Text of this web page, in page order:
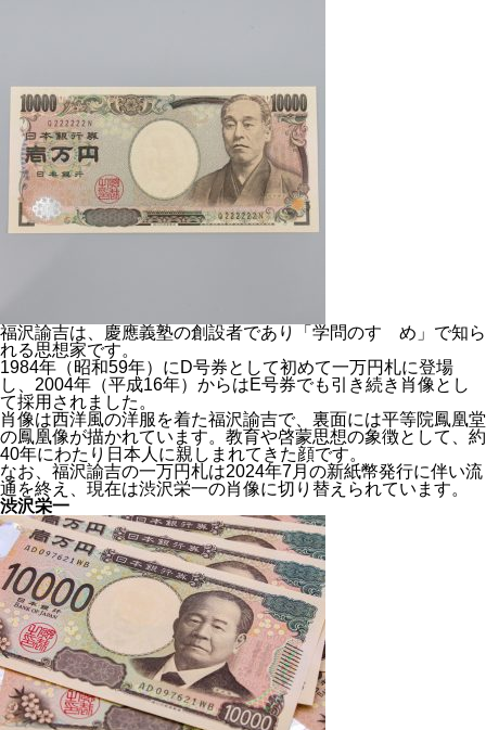
福沢諭吉は、慶應義塾の創設者であり「学問のすゝめ」で知ら
れる思想家です。
1984年（昭和59年）にD号券として初めて一万円札に登場
し、2004年（平成16年）からはE号券でも引き続き肖像とし
て採用されました。
肖像は西洋風の洋服を着た福沢諭吉で、裏面には平等院鳳凰堂
の鳳凰像が描かれています。教育や啓蒙思想の象徴として、約
40年にわたり日本人に親しまれてきた顔です。
なお、福沢諭吉の一万円札は2024年7月の新紙幣発行に伴い流
通を終え、現在は渋沢栄一の肖像に切り替えられています。
渋沢栄一